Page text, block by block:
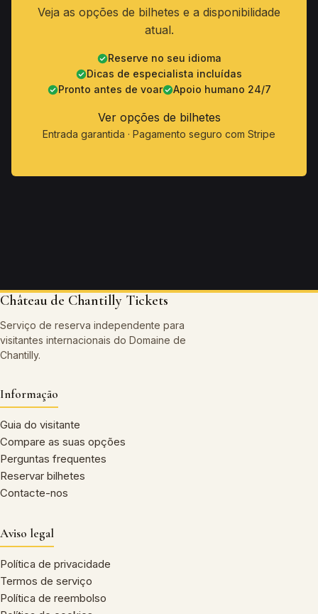
Veja as opções de bilhetes e a disponibilidade
atual.
Reserve no seu idioma
Dicas de especialista incluídas
Pronto antes de voar
Apoio humano 24/7
Ver opções de bilhetes
Entrada garantida · Pagamento seguro com Stripe
Château de Chantilly Tickets
Serviço de reserva independente para
visitantes internacionais do Domaine de
Chantilly.
Informação
Guia do visitante
Compare as suas opções
Perguntas frequentes
Reservar bilhetes
Contacte-nos
Aviso legal
Política de privacidade
Termos de serviço
Política de reembolso